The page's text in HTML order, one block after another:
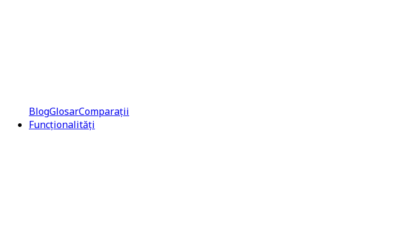
BlogGlosarComparații
Funcționalități